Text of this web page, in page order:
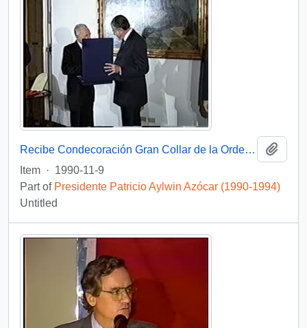
Recibe Condecoración Gran Collar de la Orden de Malta : vídeo
Item · 1990-11-9
Part of Presidente Patricio Aylwin Azócar (1990-1994)
Untitled